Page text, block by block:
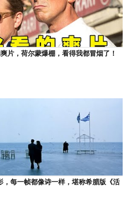
片，荷尔蒙爆棚，看得我都冒烟了！
，每一帧都像诗一样，堪称希腊版《活